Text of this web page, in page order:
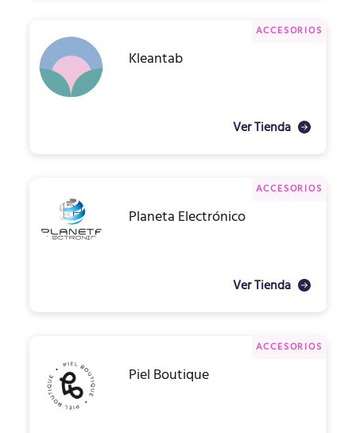
ACCESORIOS
Kleantab
Ver Tienda
ACCESORIOS
Planeta Electrónico
Ver Tienda
ACCESORIOS
Piel Boutique